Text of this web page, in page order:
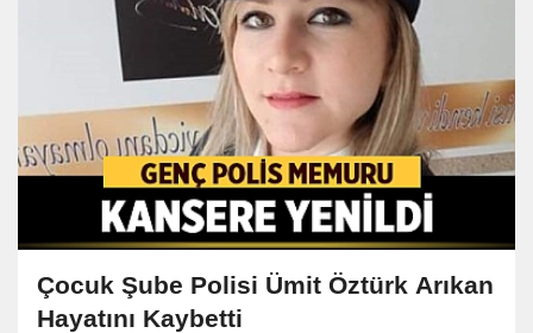
Çocuk Şube Polisi Ümit Öztürk Arıkan
Hayatını Kaybetti